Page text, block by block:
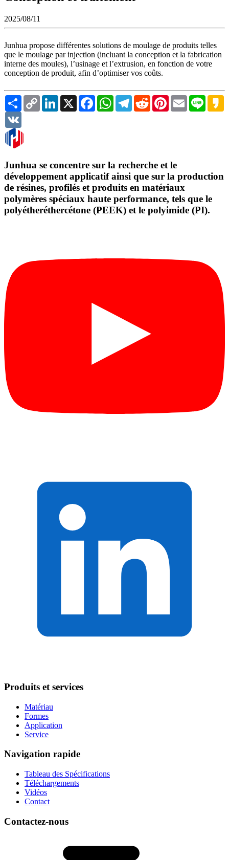
2025/08/11
Junhua propose différentes solutions de moulage de produits telles
que le moulage par injection (incluant la conception et la fabrication
interne des moules), l’usinage et l’extrusion, en fonction de votre
conception de produit, afin d’optimiser vos coûts.
Share Copy
Link
LinkedIn
X FacebookWhatsAppTelegramRedditPinterestEmail Line
Junhua se concentre sur la recherche et le
développement applicatif ainsi que sur la production
de résines, profilés et produits en matériaux
polymères spéciaux haute performance, tels que le
polyétheréthercétone (PEEK) et le polyimide (PI).
Produits et services
Matériau
Formes
Application
Service
Navigation rapide
Tableau des Spécifications
Téléchargements
Vidéos
Contact
Contactez-nous